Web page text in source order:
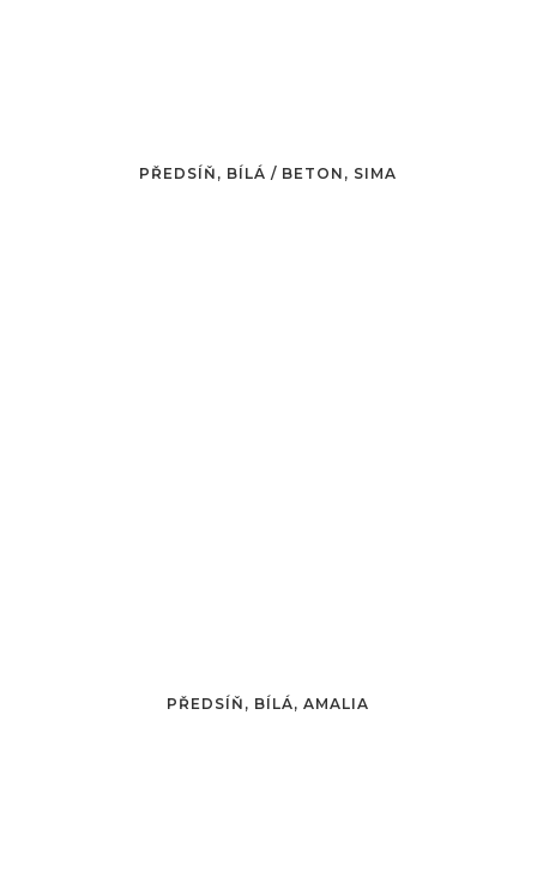
PŘEDSÍŇ, BÍLÁ / BETON, SIMA
PŘEDSÍŇ, BÍLÁ, AMALIA